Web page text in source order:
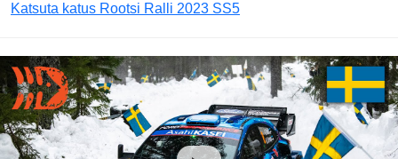
Katsuta katus Rootsi Ralli 2023 SS5